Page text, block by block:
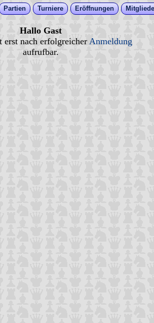
Partien Turniere Eröffnungen
Hallo Gast
erst nach erfolgreicher Anmeldung
aufrufbar.